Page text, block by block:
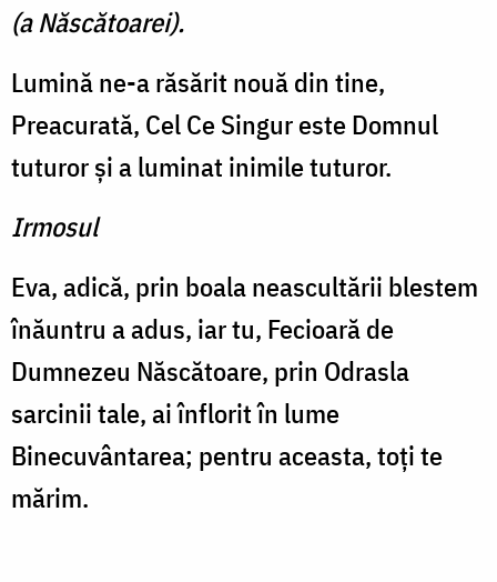
(a Născătoarei).
Lumină ne-a răsărit nouă din tine,
Preacurată, Cel Ce Sin­gur este Domnul
tuturor şi a luminat inimile tuturor.
Irmosul
Eva, adică, prin boala ne­ascultării blestem
înăuntru a adus, iar tu, Fecioară de
Dumnezeu Născătoare, prin Odrasla
sarcinii tale, ai înflorit în lume
Binecuvântarea; pentru aceasta, toţi te
mărim.